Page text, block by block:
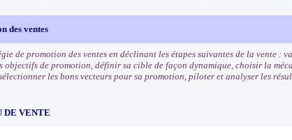
des ventes
de promotion des ventes en déclinant les étapes suivantes de la vente :
objectifs de promotion, définir sa cible de façon dynamique, choisir la
les bons vecteurs pour sa promotion, piloter et analyser les
DE VENTE